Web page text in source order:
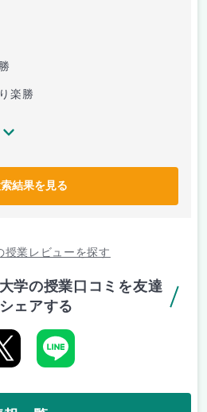
楽勝
結果を見る
授業レビューを探す
学の授業口コミを友達
ェアする